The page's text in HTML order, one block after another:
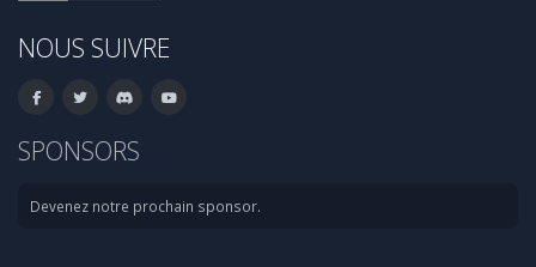
NOUS SUIVRE
SPONSORS
Devenez notre prochain sponsor.